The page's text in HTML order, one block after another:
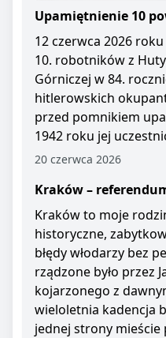
Upamiętnienie 10
12 czerwca 2026
10. robotników z
Górniczej w 84.
hitlerowskich
przed pomnikiem
1942 roku jej
20 czerwca 2026
Kraków –
Kraków to moje
historyczne,
błędy włodarzy bez
rządzone było przez
kojarzonego z
wieloletnia kadencja
jednej strony mieście